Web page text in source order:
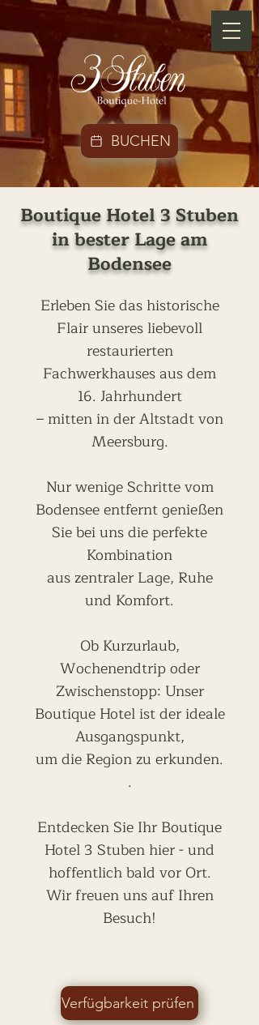
BUCHEN
Boutique Hotel 3 Stuben
in bester Lage am
Bodensee
Erleben Sie das historische
Flair unseres liebevoll
restaurierten
Fachwerkhauses aus dem
16. Jahrhundert
– mitten in der Altstadt von
Meersburg.
Nur wenige Schritte vom
Bodensee entfernt genießen
Sie bei uns die perfekte
Kombination
aus zentraler Lage, Ruhe
und Komfort.
Ob Kurzurlaub,
Wochenendtrip oder
Zwischenstopp: Unser
Boutique Hotel ist der ideale
Ausgangspunkt,
um die Region zu erkunden.
.
Entdecken Sie Ihr Boutique
Hotel 3 Stuben hier - und
hoffentlich bald vor Ort.
Wir freuen uns auf Ihren
Besuch!
Verfügbarkeit prüfen